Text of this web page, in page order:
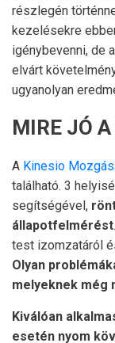
részlegén
kezelésekre
igénybevenni, de
elvárt
ugyanolyan
MIRE JÓ
A Kinesio
található. 3
segítségével,
állapotfelmérést
test izomzatáról
Olyan
melyeknek még
Kiválóan
esetén nyom